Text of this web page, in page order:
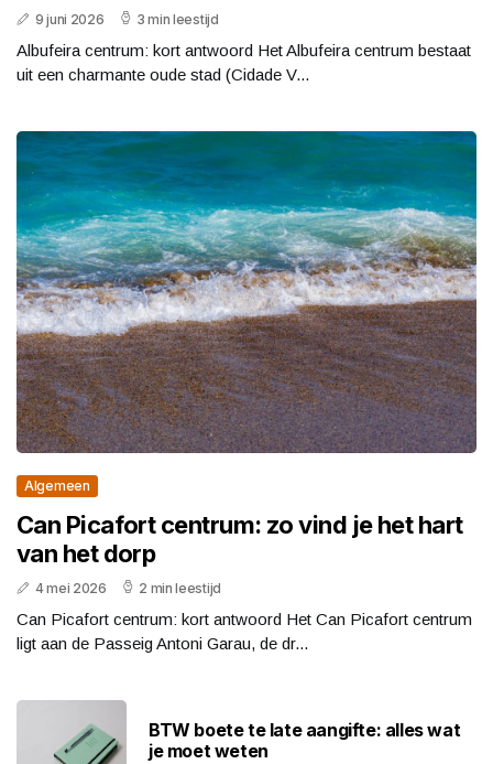
9 juni 2026 3 min leestijd
Albufeira centrum: kort antwoord Het Albufeira centrum bestaat
uit een charmante oude stad (Cidade V...
Algemeen
Can Picafort centrum: zo vind je het hart
van het dorp
4 mei 2026 2 min leestijd
Can Picafort centrum: kort antwoord Het Can Picafort centrum
ligt aan de Passeig Antoni Garau, de dr...
BTW boete te late aangifte: alles wat
je moet weten